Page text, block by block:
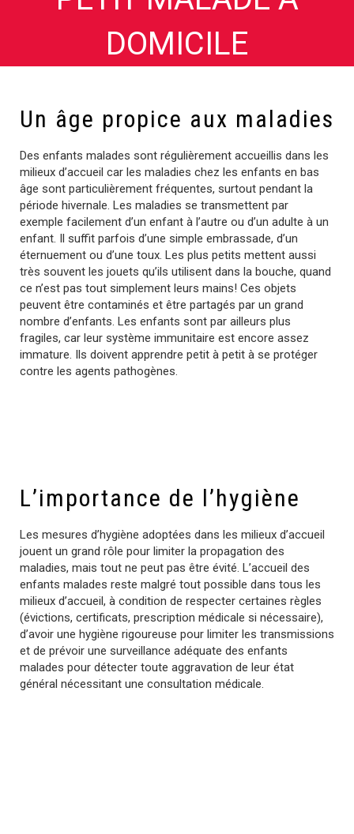
DOMICILE
Un âge propice aux maladies
Des enfants malades sont régulièrement accueillis dans les
milieux d’accueil car les maladies chez les enfants en bas
âge sont particulièrement fréquentes, surtout pendant la
période hivernale. Les maladies se transmettent par
exemple facilement d’un enfant à l’autre ou d’un adulte à un
enfant. Il suffit parfois d’une simple embrassade, d’un
éternuement ou d’une toux. Les plus petits mettent aussi
très souvent les jouets qu’ils utilisent dans la bouche, quand
ce n’est pas tout simplement leurs mains! Ces objets
peuvent être contaminés et être partagés par un grand
nombre d’enfants. Les enfants sont par ailleurs plus
fragiles, car leur système immunitaire est encore assez
immature. Ils doivent apprendre petit à petit à se protéger
contre les agents pathogènes.
L’importance de l’hygiène
Les mesures d’hygiène adoptées dans les milieux d’accueil
jouent un grand rôle pour limiter la propagation des
maladies, mais tout ne peut pas être évité. L’accueil des
enfants malades reste malgré tout possible dans tous les
milieux d’accueil, à condition de respecter certaines règles
(évictions, certificats, prescription médicale si nécessaire),
d’avoir une hygiène rigoureuse pour limiter les transmissions
et de prévoir une surveillance adéquate des enfants
malades pour détecter toute aggravation de leur état
général nécessitant une consultation médicale.